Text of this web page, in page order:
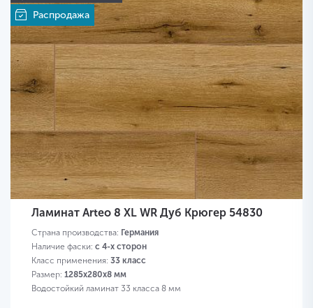
Распродажа
Ламинат Arteo 8 XL WR Дуб Крюгер 54830
Страна производства: Германия
Наличие фаски: с 4-х сторон
Класс применения: 33 класс
Размер: 1285х280х8 мм
Водостойкий ламинат 33 класса 8 мм